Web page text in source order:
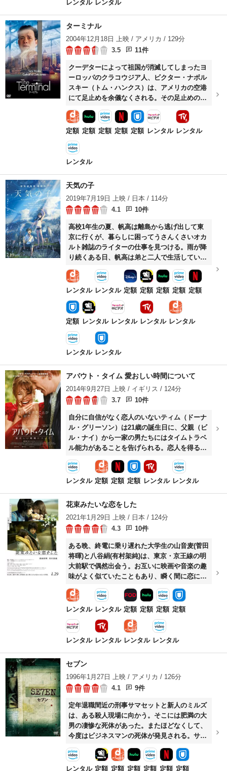
レンタル レンタル
ターミナル
2004年12月18日 上映 / アメリカ / 129分
3.5
11件
クーデターによって祖国が消滅してしまったヨ
ーロッパのクラコウジア人、ビクター・ナボル
スキー（トム・ハンクス）は、アメリカの空港
にて足止めを余儀なくされる。その足止めの期
間は数か月にもおよび……。
定額 定額 定額 定額 定額 レンタル レンタル
レンタル
天気の子
2019年7月19日 上映 / 日本 / 114分
4.1
10件
高校1年生の夏、帆高は離島から逃げ出して東
京に行くが、暮らしに困ってうさんくさいオカ
ルト雑誌のライターの仕事を見つける。雨が降
り続くある日、帆高は弟と二人で生活している
陽菜という不思議な能力を持つ少女と出会う。
レンタル レンタル 定額 定額 定額 定額 定額
定額 レンタル レンタル レンタル レンタル
レンタル レンタル
アバウト・タイム 愛おしい時間について
2014年9月27日 上映 / イギリス / 124分
3.7
10件
自分に自信がなく恋人のいないティム（ドーナ
ル・グリーソン）は21歳の誕生日に、父親（ビ
ル・ナイ）から一家の男たちにはタイムトラベ
ル能力があることを告げられる。恋人を得るた
め張り切ってタイムトラベルを繰り返すティム
は、やがて魅力的な女性メアリー（レイチェ
ル・マクアダムス）と恋をする。しかしタイム
そもそもメアリーと出会っていなかったという
ことになってしまい……。
レンタル 定額 定額 定額 レンタル レンタル
花束みたいな恋をした
2021年1月29日 上映 / 日本 / 124分
4.3
10件
ある晩、終電に乗り遅れた大学生の山音麦(菅田
将暉)と八谷絹(有村架純)は、東京・京王線の明
大前駅で偶然出会う。お互いに映画や音楽の趣
味がよく似ていたこともあり、瞬く間に恋に落
ちた二人は大学卒業後、フリーターとして働き
ながら同居を始める。ずっと一緒にいたいと願
う麦と絹は、今の生活を維持することを目標
レンタル レンタル 定額 定額 定額 定額
レンタル レンタル レンタル レンタル
セブン
1996年1月27日 上映 / アメリカ / 126分
4.1
9件
定年退職間近の刑事サマセットと新人のミルズ
は、ある殺人現場に向かう。そこには肥満の大
男の凄惨な死体があった。またほどなくして、
今度はビジネスマンの死体が発見される。サマ
セットはそれぞれの現場に残されていた文字か
ら、犯人がキリスト教における七つの大罪(傲
慢・嫉妬・憤怒・怠惰・強欲・暴食・色欲)に因
レンタル 定額 定額 定額 定額 定額 定額